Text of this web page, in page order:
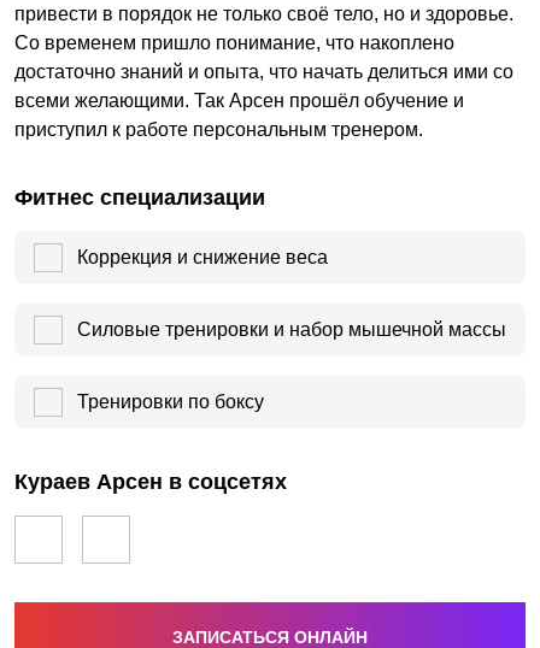
привести в порядок не только своё тело, но и здоровье.
Со временем пришло понимание, что накоплено
достаточно знаний и опыта, что начать делиться ими со
всеми желающими. Так Арсен прошёл обучение и
приступил к работе персональным тренером.
Фитнес специализации
Коррекция и снижение веса
Силовые тренировки и набор мышечной массы
Тренировки по боксу
Кураев Арсен в соцсетях
ЗАПИСАТЬСЯ ОНЛАЙН